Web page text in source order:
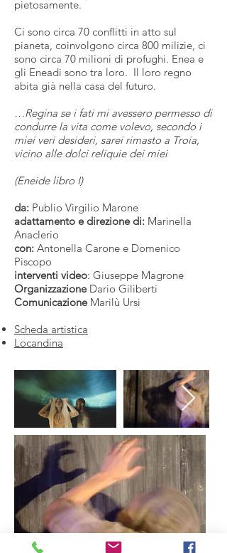
pietosamente.
Ci sono circa 70 conflitti in atto sul
pianeta, coinvolgono circa 800 milizie, ci
sono circa 70 milioni di profughi. Enea e
gli Eneadi sono tra loro. Il loro regno
abita già nella casa del futuro.
…Regina se i fati mi avessero permesso di
condurre la vita come volevo, secondo i
miei veri desideri, sarei rimasto a Troia,
vicino alle dolci reliquie dei miei
(Eneide libro I)
da: Publio Virgilio Marone
adattamento e direzione di: Marinella
Anaclerio
con: Antonella Carone e Domenico
Piscopo
interventi video: Giuseppe Magrone
OrganizzazioneDario Giliberti
Comunicazione Marilù Ursi
Scheda artistica
Locandina